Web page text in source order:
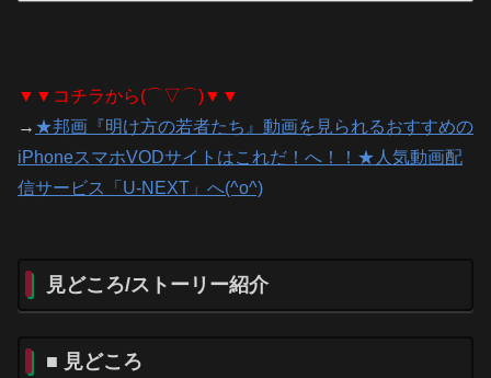
▼▼コチラから(⌒▽⌒)▼▼
→ ★邦画『明け方の若者たち』動画を見られるおすすめの
iPhoneスマホVODサイトはこれだ！へ！！★人気動画配
信サービス「U-NEXT」へ(^o^)
見どころ/ストーリー紹介
■ 見どころ